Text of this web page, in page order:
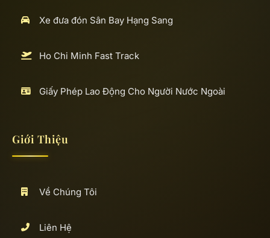
Xe đưa đón Sân Bay Hạng Sang
Ho Chi Minh Fast Track
Giấy Phép Lao Động Cho Người Nước Ngoài
Giới Thiệu
Về Chúng Tôi
Liên Hệ